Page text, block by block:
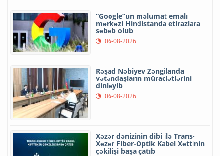
“Google”un məlumat emalı
mərkəzi Hindistanda etirazlara
səbəb olub
06-08-2026
Rəşad Nəbiyev Zəngilanda
vətəndaşların müraciətlərini
dinləyib
06-08-2026
Xəzər dənizinin dibi ilə Trans-
Xəzər Fiber-Optik Kabel Xəttinin
çəkilişi başa çatıb